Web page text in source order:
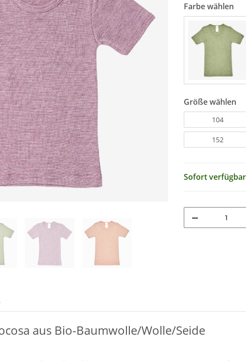
Farbe wählen
Größe wählen
104
152
Sofort verfügbar
aus Bio-Baumwolle/Wolle/Seide